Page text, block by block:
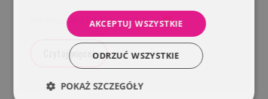
nie wszystko będzie zamknięte
Czytaj więcej
AKCEPTUJ WSZYSTKIE
ODRZUĆ WSZYSTKIE
POKAŻ SZCZEGÓŁY